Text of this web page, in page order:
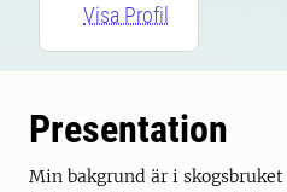
Visa Profil
Presentation
Min bakgrund är i